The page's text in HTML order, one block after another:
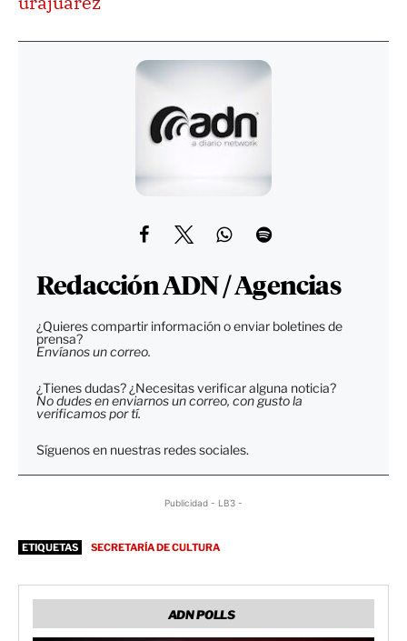
Redacción ADN / Agencias
¿Quieres compartir información o enviar boletines de
prensa?
Envíanos un correo.
¿Tienes dudas? ¿Necesitas verificar alguna noticia?
No dudes en enviarnos un correo, con gusto la
verificamos por tí.
Síguenos en nuestras redes sociales.
Publicidad - LB3 -
ETIQUETAS SECRETARÍA DE CULTURA
ADN POLLS